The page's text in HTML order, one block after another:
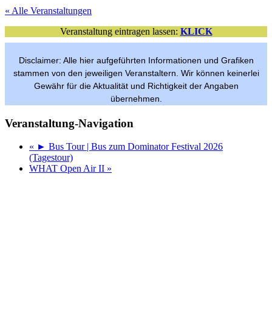
« Alle Veranstaltungen
Veranstaltung eintragen lassen: KLICK
Disclaimer: Alle hier aufgeführten Informationen und Grafiken
stammen von den jeweiligen Veranstaltern. Wir können keinerlei
Gewähr für die Aktualität und Richtigkeit der Angaben
übernehmen.
Veranstaltung-Navigation
« ► Bus Tour | Bus zum Dominator Festival 2026
(Tagestour)
WHAT Open Air II »